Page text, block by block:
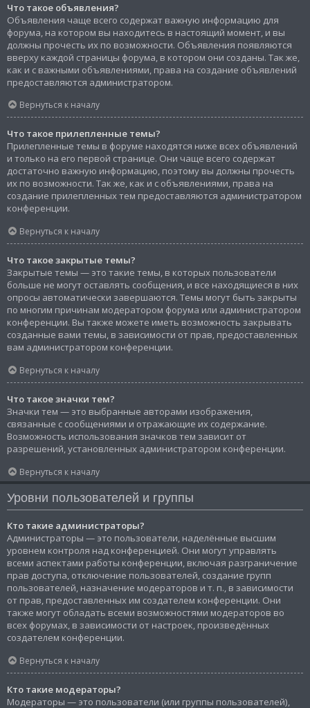
Что такое объявления?
Объявления чаще всего содержат важную информацию для
форума, на котором вы находитесь в настоящий момент, и вы
должны прочесть их по возможности. Объявления появляются
вверху каждой страницы форума, в котором они созданы. Так же,
как и с важными объявлениями, права на создание объявлений
предоставляются администратором.
Вернуться к началу
Что такое прилепленные темы?
Прилепленные темы в форуме находятся ниже всех объявлений
и только на его первой странице. Они чаще всего содержат
достаточно важную информацию, поэтому вы должны прочесть
их по возможности. Так же, как и с объявлениями, права на
создание прилепленных тем предоставляются администратором
конференции.
Вернуться к началу
Что такое закрытые темы?
Закрытые темы — это такие темы, в которых пользователи
больше не могут оставлять сообщения, и все находящиеся в них
опросы автоматически завершаются. Темы могут быть закрыты
по многим причинам модератором форума или администратором
конференции. Вы также можете иметь возможность закрывать
созданные вами темы, в зависимости от прав, предоставленных
вам администратором конференции.
Вернуться к началу
Что такое значки тем?
Значки тем — это выбранные авторами изображения,
связанные с сообщениями и отражающие их содержание.
Возможность использования значков тем зависит от
разрешений, установленных администратором конференции.
Вернуться к началу
Уровни пользователей и группы
Кто такие администраторы?
Администраторы — это пользователи, наделённые высшим
уровнем контроля над конференцией. Они могут управлять
всеми аспектами работы конференции, включая разграничение
прав доступа, отключение пользователей, создание групп
пользователей, назначение модераторов и т. п., в зависимости
от прав, предоставленных им создателем конференции. Они
также могут обладать всеми возможностями модераторов во
всех форумах, в зависимости от настроек, произведённых
создателем конференции.
Вернуться к началу
Кто такие модераторы?
Модераторы — это пользователи (или группы пользователей),